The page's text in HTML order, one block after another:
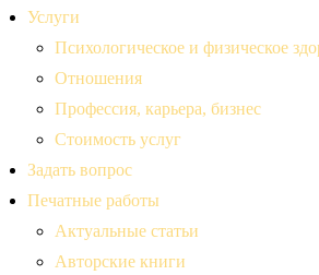
Услуги
Психологическое и физическое
Отношения
Профессия, карьера, бизнес
Стоимость услуг
Задать вопрос
Печатные работы
Актуальные статьи
Авторские книги